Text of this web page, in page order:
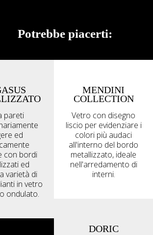
Esplora la
Potrebbe piacerti:
pareti
ed
con bordi
ed
varietà di
in vetro
ondulato.
MENDINI
COLLECTION
Vetro con disegno
liscio per evidenziare i
colori più audaci
all'interno del bordo
metallizzato, ideale
nell'arredamento di
interni.
DORIC